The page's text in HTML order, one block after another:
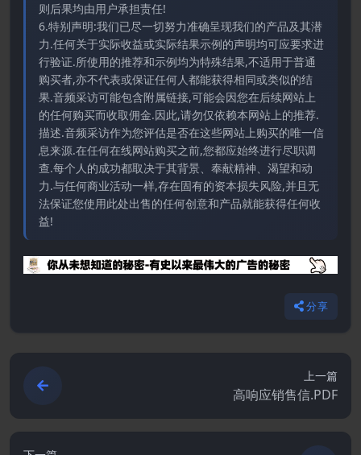
则后果均由用户承担责任!
6.特别声明:我们已尽一切努力准确呈现我们的产品及其潜
力.任何关于实际收益或实际结果示例的声明均可应要求进
行验证.所使用的推荐和示例均为特殊结果,不适用于普通
购买者,亦不代表或保证任何人都能获得相同或类似的结
果.音频采访可能包含附属链接,可能会因您在后续网站上
的任何购买而收取佣金.因此,请勿仅依赖本网站上的推荐.
描述.音频采访作为您评估是否在这些网站上购买的唯一信
息来源.在任何在线网站购买之前,您都应始终进行尽职调
查.每个人的成功都取决于其背景、奉献精神、渴望和动
力.与任何商业活动一样,存在固有的资本损失风险,并且无
法保证您使用此处出售的任何创意和产品就能获得任何收
益!
分享
上一篇
高响应销售信.PDF